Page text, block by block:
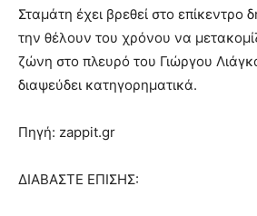
Σταμάτη έχει βρεθεί στο επίκεντρο
την θέλουν του χρόνου να
ζώνη στο πλευρό του Γιώργου
διαψεύδει κατηγορηματικά.
Πηγή: zappit.gr
ΔΙΑΒΑΣΤΕ ΕΠΙΣΗΣ: